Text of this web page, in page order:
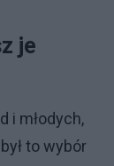
je
i młodych,
to wybór